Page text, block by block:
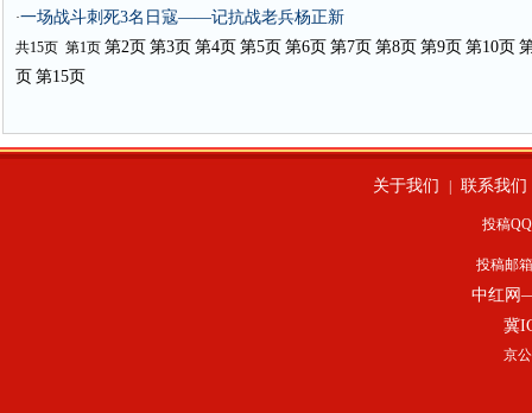
·一场战斗刺死3名日寇——记抗战老兵杨正新
共15页 第1页 第2页 第3页 第4页 第5页 第6页 第7页 第8页 第9页 第10页
页 第15页
关于我们 联系我们
投稿
投稿邮
中红网
冀
京